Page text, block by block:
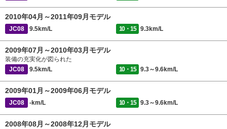
2010年04月～2011年09月モデル
JC08 9.5km/L 10・15 9.3km/L
2009年07月～2010年03月モデル
装備の充実化が図られた
JC08
9.5km/L 10・15 9.3～9.6km/L
2009年01月～2009年06月モデル
JC08 -km/L 10・15 9.3～9.6km/L
2008年08月～2008年12月モデル